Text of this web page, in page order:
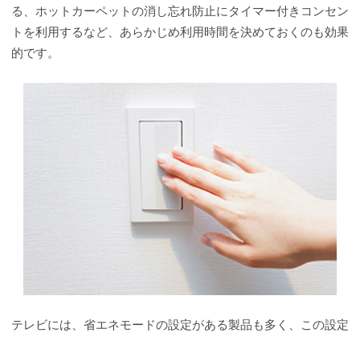
る、ホットカーペットの消し忘れ防止にタイマー付きコンセン
トを利用するなど、あらかじめ利用時間を決めておくのも効果
的です。
テレビには、省エネモードの設定がある製品も多く、この設定